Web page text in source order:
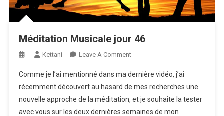
Méditation Musicale jour 46
Kettani Leave A CommentOn
Musicale
Jour
46
Comme je l’ai mentionné dans ma dernière vidéo, j’ai
récemment découvert au hasard de mes recherches une
nouvelle approche de la méditation, et je souhaite la tester
avec vous sur les deux dernières semaines de mon